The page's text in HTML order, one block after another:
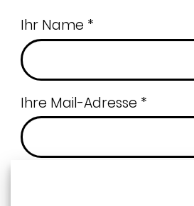
Ihr Name *
Ihre Mail-Adresse *